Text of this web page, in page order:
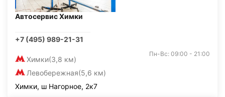
Автосервис Химки
+7 (495) 989-21-31
Химки(3,8 км)
Левобережная(5,6 км)
Пн-Вс: 09:00 - 21:00
Химки, ш Нагорное, 2к7